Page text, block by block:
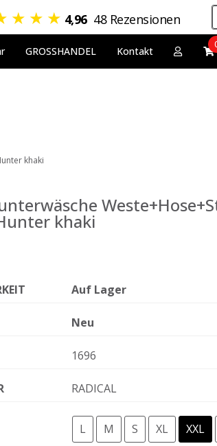
★ ★ ★ 4,96 48 Rezensionen
GROSSHANDEL Kontakt
khaki
khaki
Auf Lager
Neu
1696
RADICAL
L M S XL XXL